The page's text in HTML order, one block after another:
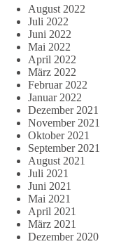
August 2022
Juli 2022
Juni 2022
Mai 2022
April 2022
März 2022
Februar 2022
Januar 2022
Dezember 2021
November 2021
Oktober 2021
September 2021
August 2021
Juli 2021
Juni 2021
Mai 2021
April 2021
März 2021
Dezember 2020